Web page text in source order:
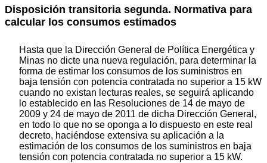
Disposición transitoria segunda. Normativa para
calcular los consumos estimados
Hasta que la Dirección General de Política Energética y
Minas no dicte una nueva regulación, para determinar la
forma de estimar los consumos de los suministros en
baja tensión con potencia contratada no superior a 15 kW
cuando no existan lecturas reales, se seguirá aplicando
lo establecido en las Resoluciones de 14 de mayo de
2009 y 24 de mayo de 2011 de dicha Dirección General,
en todo lo que no se oponga a lo dispuesto en este real
decreto, haciéndose extensiva su aplicación a la
estimación de los consumos de los suministros en baja
tensión con potencia contratada no superior a 15 kW.